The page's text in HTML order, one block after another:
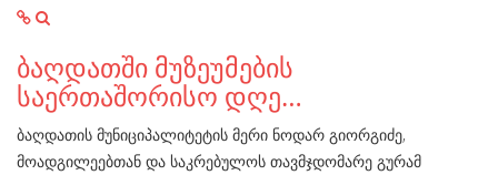
ბაღდათში მუზეუმების
საერთაშორისო დღე…
ბაღდათის მუნიციპალიტეტის მერი ნოდარ გიორგიძე,
მოადგილეებთან და საკრებულოს თავმჯდომარე გურამ